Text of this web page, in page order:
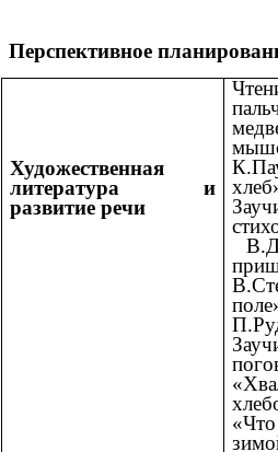
Перспективное
Художественная
литература и
развитие речи